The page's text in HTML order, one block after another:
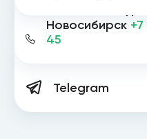
Telegram
Новосибирск
45